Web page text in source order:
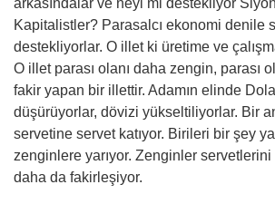
arkasındalar ve neyi mi destekliyor
Kapitalistler? Parasalcı ekonomi denile
destekliyorlar. O illet ki üretime ve
O illet parası olanı daha zengin, parası
fakir yapan bir illettir. Adamın elinde
düşürüyorlar, dövizi yükseltiliyorlar. Bir
servetine servet katıyor. Birileri bir şey
zenginlere yarıyor. Zenginler servetlerini
daha da fakirleşiyor.